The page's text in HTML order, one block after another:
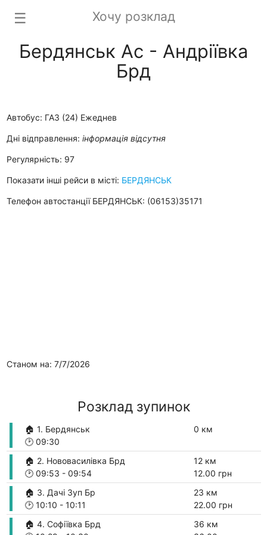
Хочу розклад
☰
Бердянськ Ас - Андріївка
Брд
Автобус: ГАЗ (24) Ежеднев
Дні відправлення: інформація відсутня
Регулярність: 97
Показати інші рейси в місті: БЕРДЯНСЬК
Телефон автостанції БЕРДЯНСЬК: (06153)35171
Станом на: 7/7/2026
Розклад зупинок
🏠 1. Бердянськ
🕑09:30
0 км
🏠 2. Нововасилівка Брд
🕑09:53 - 09:54
12 км
12.00 грн
🏠 3. Дачі Зуп Бр
🕑10:10 - 10:11
23 км
22.00 грн
🏠 4. Софіївка Брд
36 км